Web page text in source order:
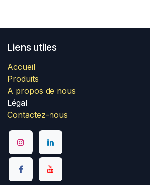
Liens utiles
Accueil
Produits
A propos de nous
Légal
Contactez-nous